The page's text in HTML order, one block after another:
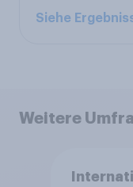
Siehe
Weitere